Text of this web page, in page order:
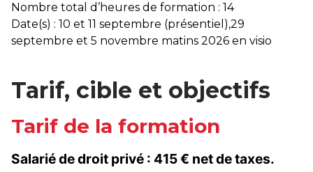
Nombre total d’heures de formation : 14
Date(s) : 10 et 11 septembre (présentiel),29
septembre et 5 novembre matins 2026 en visio
Tarif, cible et objectifs
Tarif de la formation
Salarié de droit privé : 415 € net de taxes.